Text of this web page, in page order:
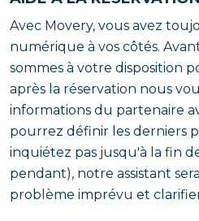
Avec Movery, vous avez
numérique à vos côtés.
sommes à votre disposition
après la réservation nous
informations du partenaire
pourrez définir les derniers
inquiétez pas jusqu'à la fin
pendant), notre assistant
problème imprévu et